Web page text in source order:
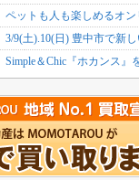
ペットも人も楽しめるオ
3/9(土).10(日) 豊中市で新
Simple＆Chic『ホカンス